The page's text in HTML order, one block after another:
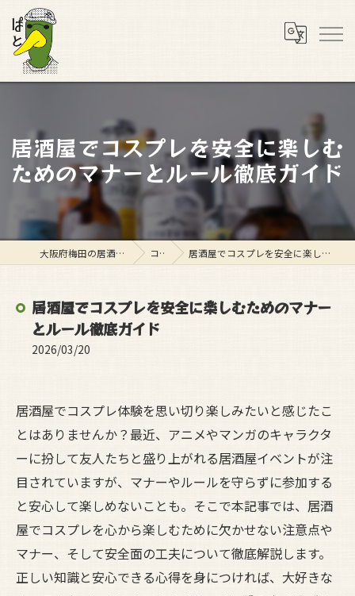
居酒屋でコスプレを安全に楽しむ
ためのマナーとルール徹底ガイド
大阪府梅田の居酒屋ならスタンド ぱと コラム 居酒屋でコスプレを安全に楽しむためのマナーとルール徹底ガイド
居酒屋でコスプレを安全に楽しむためのマナー
とルール徹底ガイド
2026/03/20
居酒屋でコスプレ体験を思い切り楽しみたいと感じたこ
とはありませんか？最近、アニメやマンガのキャラクタ
ーに扮して友人たちと盛り上がれる居酒屋イベントが注
目されていますが、マナーやルールを守らずに参加する
と安心して楽しめないことも。そこで本記事では、居酒
屋でコスプレを心から楽しむために欠かせない注意点や
マナー、そして安全面の工夫について徹底解説します。
正しい知識と安心できる心得を身につければ、大好きな